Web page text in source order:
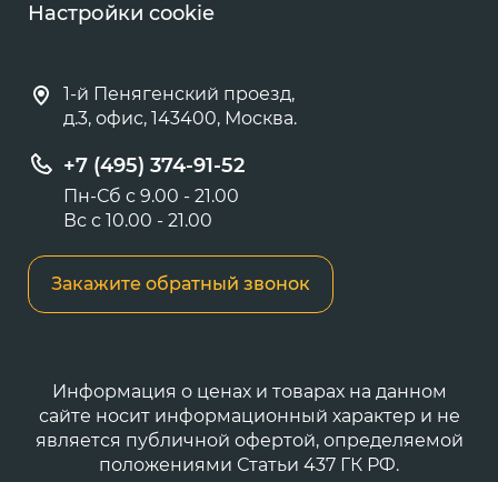
Настройки cookie
1-й Пенягенский проезд,
д.3, офис, 143400, Москва.
+7 (495) 374-91-52
Пн-Сб с 9.00 - 21.00
Вс с 10.00 - 21.00
Закажите обратный звонок
Информация о ценах и товарах на данном
сайте носит информационный характер и не
является публичной офертой, определяемой
положениями Статьи 437 ГК РФ.